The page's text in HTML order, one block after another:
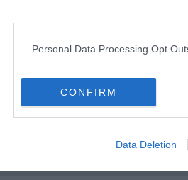
Personal Data Processing Opt
CONFIRM
Data Deletion
Narrazioni. Scrivere e
Il corso è composto da 28 lezioni
Mattonai, autore di testi teatrali e